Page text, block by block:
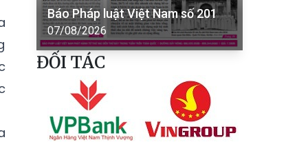
Báo Pháp luật Việt Nam số 201
07/08/2026
ĐỐI TÁC